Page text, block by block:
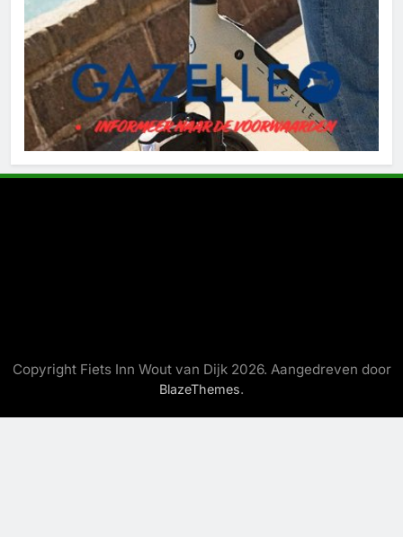
Copyright Fiets Inn Wout van Dijk 2026. Aangedreven door
BlazeThemes.